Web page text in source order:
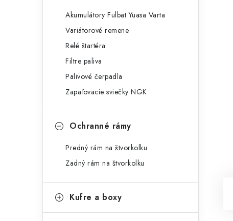
Akumulátory Fulbat Yuasa Varta
Variátorové remene
Relé štartéra
Filtre paliva
Palivové čerpadla
Zapaľovacie sviečky NGK
Ochranné rámy
Predný rám na štvorkolku
Zadný rám na štvorkolku
Kufre a boxy